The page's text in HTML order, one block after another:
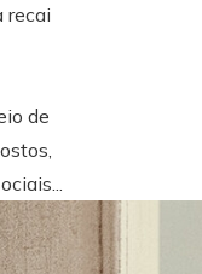
recai
de